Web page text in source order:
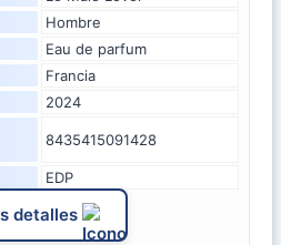
Hombre
Eau de parfum
Francia
2024
8435415091428
EDP
detalles